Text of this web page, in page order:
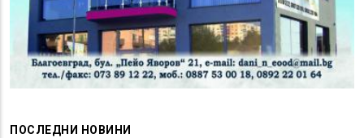
ПОСЛЕДНИ НОВИНИ